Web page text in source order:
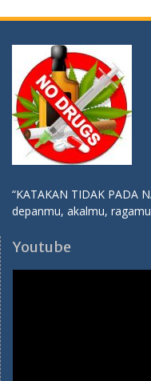
“KATAKAN TIDAK PADA
depanmu, akalmu,
Youtube